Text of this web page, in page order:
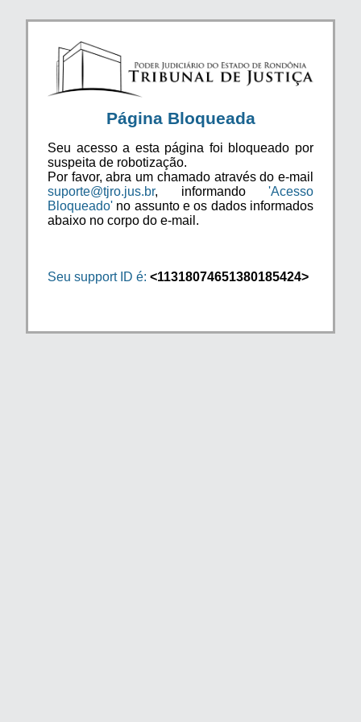
Página Bloqueada
Seu acesso a esta página foi bloqueado por
suspeita de robotização.
Por favor, abra um chamado através do e-mail
suporte@tjro.jus.br, informando 'Acesso
Bloqueado' no assunto e os dados informados
abaixo no corpo do e-mail.
Seu support ID é: <11318074651380185424>